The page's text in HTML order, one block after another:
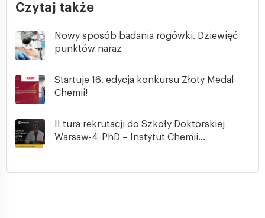
Czytaj także
Nowy sposób badania rogówki. Dziewięć
punktów naraz
Startuje 16. edycja konkursu Złoty Medal
Chemii!
II tura rekrutacji do Szkoły Doktorskiej
Warsaw-4-PhD – Instytut Chemii...